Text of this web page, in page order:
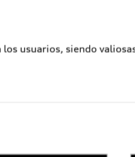
Audi
usuarios, siendo